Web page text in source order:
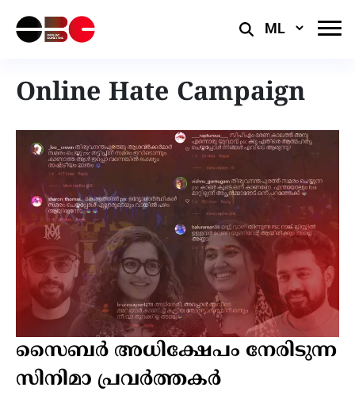
Select
Online Hate Campaign
സൈബർ അധിക്ഷേപം നേരിടുന്ന
സിനിമാ പ്രവർത്തകർ